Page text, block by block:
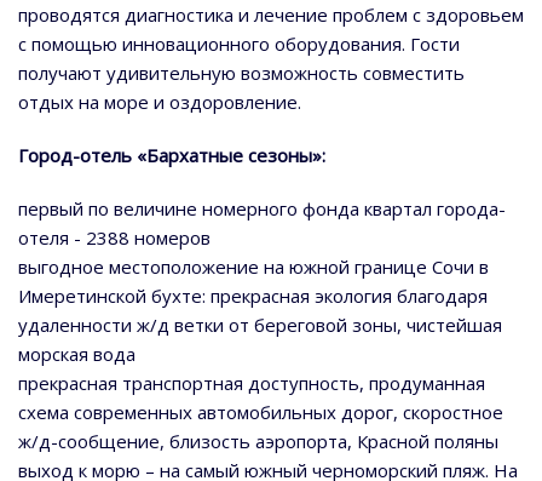
проводятся диагностика и лечение проблем с здоровьем
с помощью инновационного оборудования. Гости
получают удивительную возможность совместить
отдых на море и оздоровление.
Город-отель «Бархатные сезоны»:
первый по величине номерного фонда квартал города-
отеля - 2388 номеров
выгодное местоположение на южной границе Сочи в
Имеретинской бухте: прекрасная экология благодаря
удаленности ж/д ветки от береговой зоны, чистейшая
морская вода
прекрасная транспортная доступность, продуманная
схема современных автомобильных дорог, скоростное
ж/д-сообщение, близость аэропорта, Красной поляны
выход к морю – на самый южный черноморский пляж. На